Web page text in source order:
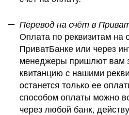
Перевод на счёт в
Оплата по реквизитам на
ПриватБанке или через
менеджеры пришлют вам
квитанцию с нашими
останется только ее
способом оплаты можно
через любой банк,